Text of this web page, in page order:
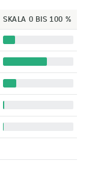
SKALA 0 BIS 100 %